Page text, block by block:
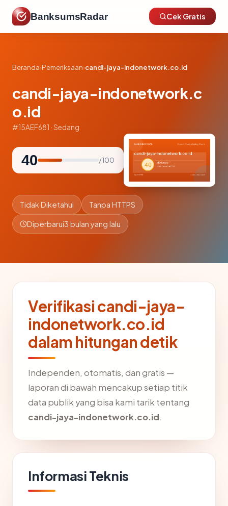
BanksumsRadar Cek Gratis
Beranda›Pemeriksaan›candi-jaya-indonetwork.co.id
candi-jaya-indonetwork.c
o.id
#15AEF681 · Sedang
40 / 100
Tidak Diketahui Tanpa HTTPS
Diperbarui3 bulan yang lalu
Verifikasi candi-jaya-
indonetwork.co.id
dalam hitungan detik
Independen, otomatis, dan gratis —
laporan di bawah mencakup setiap titik
data publik yang bisa kami tarik tentang
candi-jaya-indonetwork.co.id.
Informasi Teknis